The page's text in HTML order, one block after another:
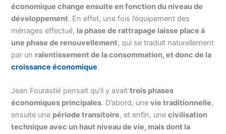
économique change ensuite en fonction du niveau de
développement. En effet, une fois l’équipement des
ménages effectué, la phase de rattrapage laisse place à
une phase de renouvellement, qui se traduit naturellement
par un ralentissement de la consommation, et donc de la
croissance économique.
Jean Fourastié pensait qu’il y avaittrois phases
économiques principales. D’abord, unevie traditionnelle,
ensuite une période transitoire, et enfin, unecivilisation
technique avec un haut niveau de vie, mais dont la